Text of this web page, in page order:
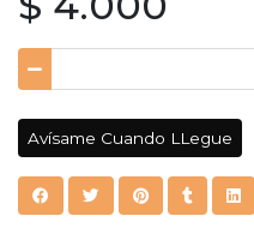
Avísame Cuando LLegue